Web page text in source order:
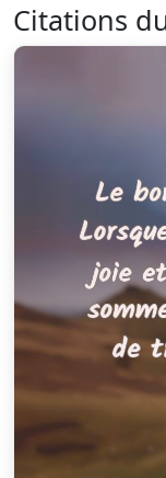
Citations